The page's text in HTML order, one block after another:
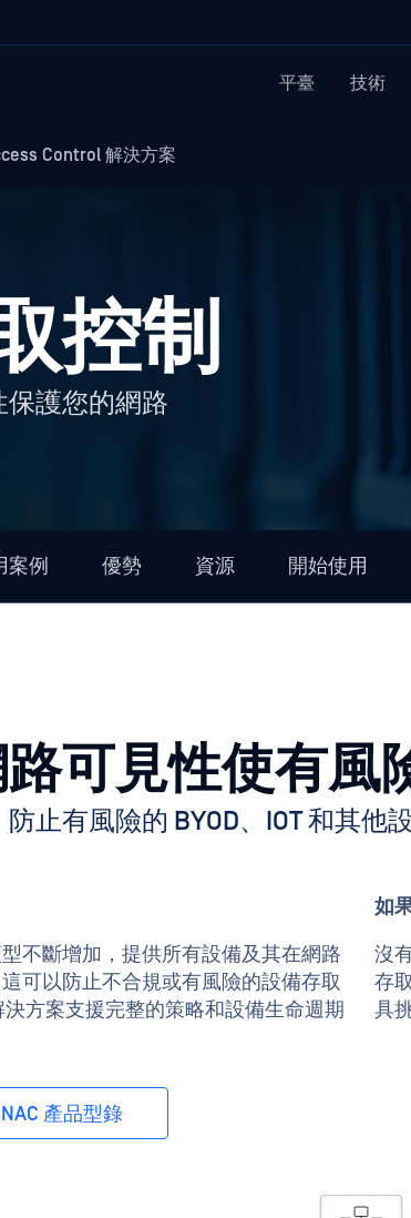
平臺 技術
Control 解決方案
控制
護您的網路
案例 優勢 資源 開始使用
可見性使有風
止有風險的 BYOD、IOT 和其他
不斷增加，提供所有設備及其在網路
可以防止不合規或有風險的設備存取
方案支援完整的策略和設備生命週期
如
沒
存
具
產品型錄